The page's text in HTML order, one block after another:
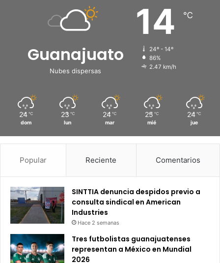
Guanajuato
Nubes dispersas
14 ℃
24º - 14º
86%
2.47 km/h
24 ℃
dom
23 ℃
lun
24 ℃
mar
25 ℃
mié
24 ℃
jue
Popular Reciente Comentarios
SINTTIA denuncia despidos previo a
consulta sindical en American
Industries
Hace 2 semanas
Tres futbolistas guanajuatenses
representan a México en Mundial
2026